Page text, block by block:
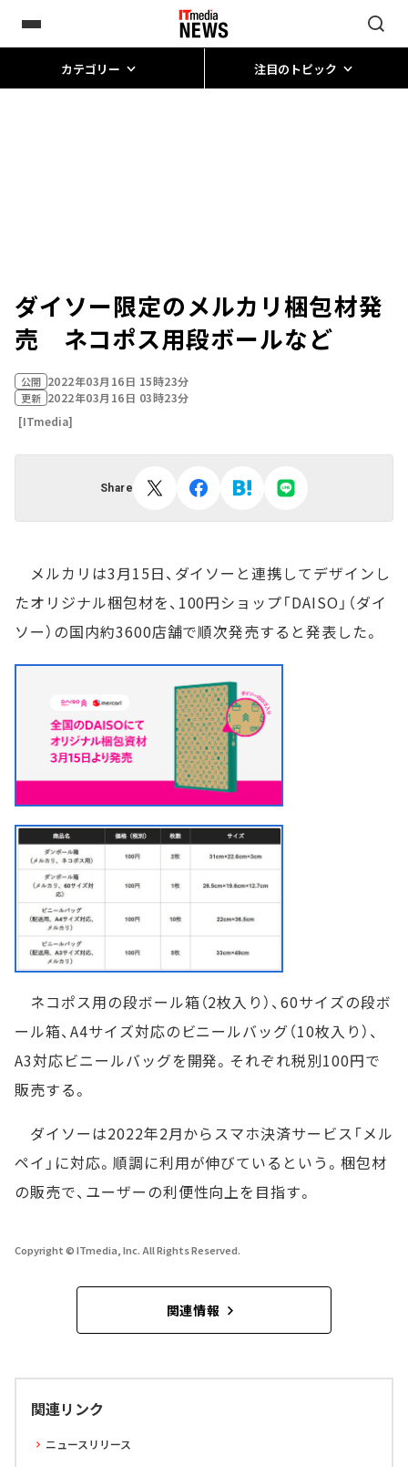
カテゴリー 注目のトピック
ダイソー限定のメルカリ梱包材発
売 ネコポス用段ボールなど
公開 2022年03月16日 15時23分
更新 2022年03月16日 03時23分
[ITmedia]
Share
メルカリは3月15日、ダイソーと連携してデザインし
たオリジナル梱包材を、100円ショップ「DAISO」（ダイ
ソー）の国内約3600店舗で順次発売すると発表した。
ネコポス用の段ボール箱（2枚入り）、60サイズの段ボ
ール箱、A4サイズ対応のビニールバッグ（10枚入り）、
A3対応ビニールバッグを開発。それぞれ税別100円で
販売する。
ダイソーは2022年2月からスマホ決済サービス「メル
ペイ」に対応。順調に利用が伸びているという。梱包材
の販売で、ユーザーの利便性向上を目指す。
Copyright © ITmedia, Inc. All Rights Reserved.
関連情報
関連リンク
ニュースリリース